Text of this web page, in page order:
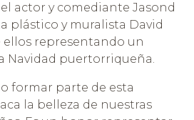
el actor y comediante Jasond
plástico y muralista David
ellos representando un
Navidad puertorriqueña.
formar parte de esta
la belleza de nuestras